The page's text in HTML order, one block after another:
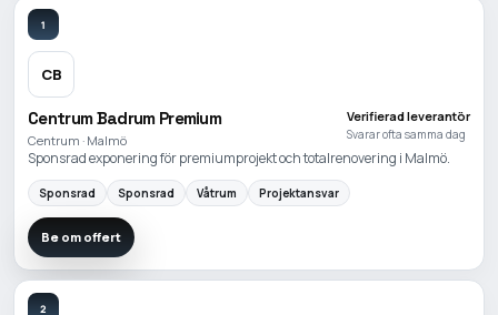
1
CB
Centrum Badrum Premium
Centrum · Malmö
Verifierad leverantör
Svarar ofta samma dag
Sponsrad exponering för premiumprojekt och totalrenovering i Malmö.
Sponsrad Sponsrad Våtrum Projektansvar
Be om offert
2